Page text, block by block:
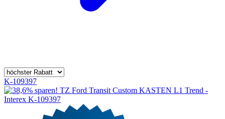
K-109397